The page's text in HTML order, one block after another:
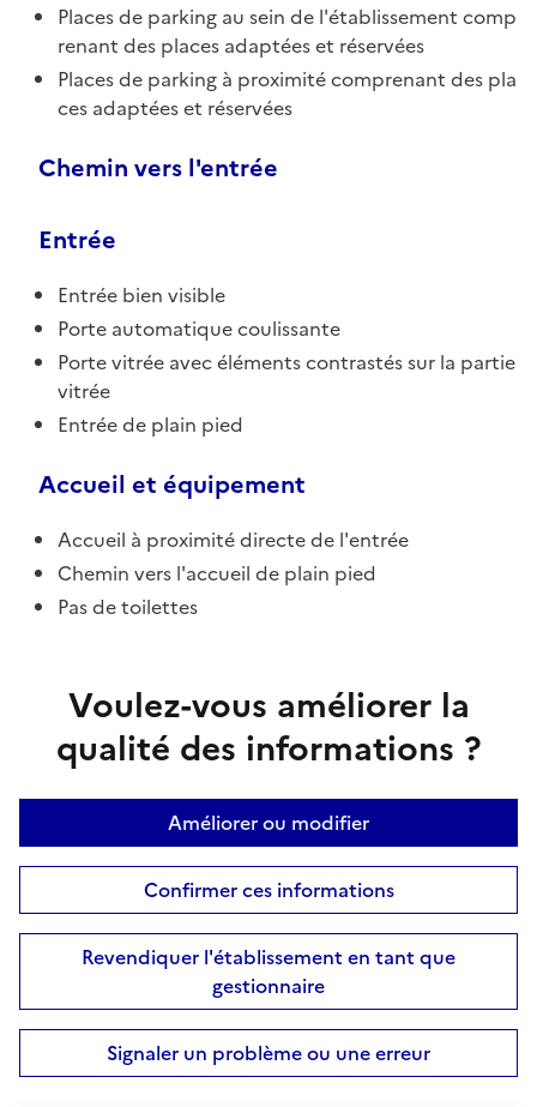
Places de parking au sein de l'établissement comp
renant des places adaptées et réservées
Places de parking à proximité comprenant des pla
ces adaptées et réservées
Chemin vers l'entrée
Entrée
Entrée bien visible
Porte automatique coulissante
Porte vitrée avec éléments contrastés sur la partie
vitrée
Entrée de plain pied
Accueil et équipement
Accueil à proximité directe de l'entrée
Chemin vers l'accueil de plain pied
Pas de toilettes
Voulez-vous améliorer la
qualité des informations ?
Améliorer ou modifier
Confirmer ces informations
Revendiquer l'établissement en tant que
gestionnaire
Signaler un problème ou une erreur